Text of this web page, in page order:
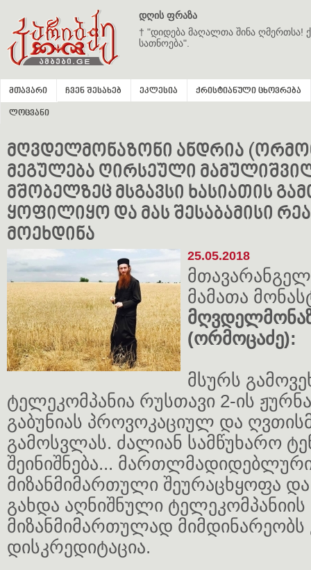
დღის ფრაზა
† "დიდება მაღალთა შინა ღმერთსა!
სათნოება".
მთავარი ჩვენ შესახებ ეკლესია ქრისტიანული ცხოვრება
ლოცვანი
მღვდელმონაზონი ანდრია
მეგულება ღირსეული
მშობელზეც მსგავსი ხასიათის
ყოფილიყო და მას შესაბამისი
მოეხდინა
25.05.2018
მამათა
(ორმოცაძე):
მსურს
ტელეკომპანია რუსთავი 2-ის
გაბუნიას პროვოკაციულ და
გამოსვლას. ძალიან სამწუხარო
შეინიშნება...
მიზანმიმართული შეურაცხყოფა და
გახდა აღნიშნული ტელეკომპანიის
მიზანმიმართულად მიმდინარეობს
დისკრედიტაცია.